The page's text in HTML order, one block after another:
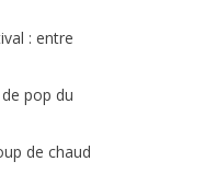
: entre
pop du
de chaud